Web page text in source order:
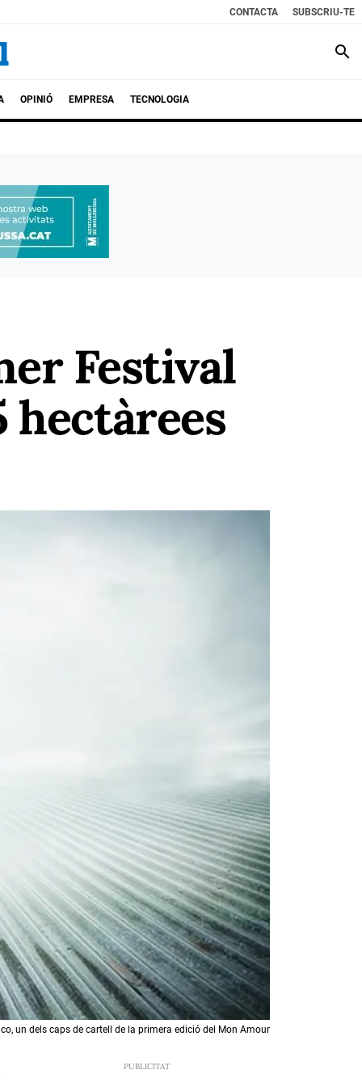
CONTACTA SUBSCRIU-TE
search
OPINIÓ EMPRESA TECNOLOGIA
Festival
hectàrees
un dels caps de cartell de la primera edició del Mon Amour